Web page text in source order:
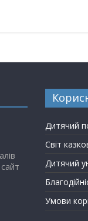
Дитячий
Світ
Дитячий
Умови